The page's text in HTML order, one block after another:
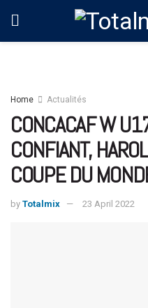
Home Actualités
CONCACAF W
CONFIANT,
COUPE DU
by Totalmix 23 April 2022